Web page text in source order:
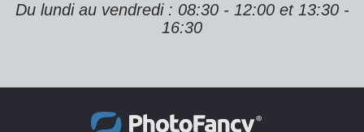
Du lundi au vendredi : 08:30 - 12:00 et 13:30 -
16:30